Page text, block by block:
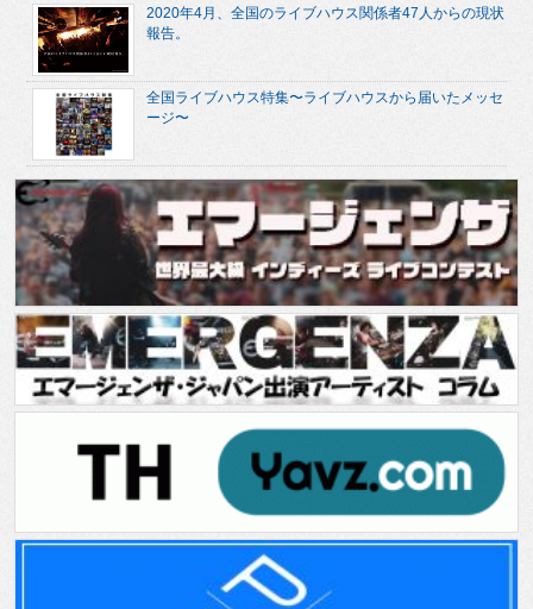
2020年4月、全国のライブハウス関係者47人からの現状
報告。
全国ライブハウス特集〜ライブハウスから届いたメッセ
ージ〜